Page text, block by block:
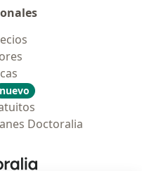
nuevo
Doctoralia
- Página de inicio